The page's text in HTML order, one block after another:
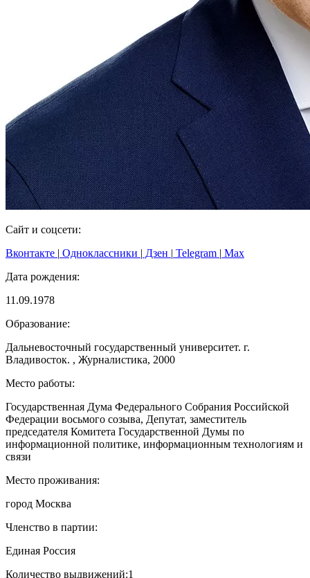
Сайт и соцсети:
Вконтакте | Одноклассники | Дзен | Telegram | Max
Дата рождения:
11.09.1978
Образование:
Дальневосточный государственный университет. г.
Владивосток. , Журналистика, 2000
Место работы:
Государственная Дума Федерального Собрания Российской
Федерации восьмого созыва, Депутат, заместитель
председателя Комитета Государственной Думы по
информационной политике, информационным технологиям и
связи
Место проживания:
город Москва
Членство в партии:
Единая Россия
Количество выдвижений:1